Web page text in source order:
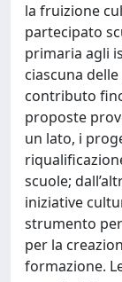
la fruizione
partecipato
primaria agli
ciascuna
contributo
proposte
un lato, i
scuole;
iniziative
strumento
per la
formazione.